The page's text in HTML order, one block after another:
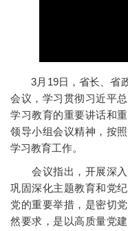
3月19日，省长、省政
会议，学习贯彻习近平
学习教育的重要讲话和
领导小组会议精神，按
学习教育工作。
会议指出，开展深入
巩固深化主题教育和党
党的重要举措，是密切
然要求，是以高质量党